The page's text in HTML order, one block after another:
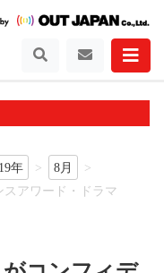
年
8月
スアワード・ドラマ